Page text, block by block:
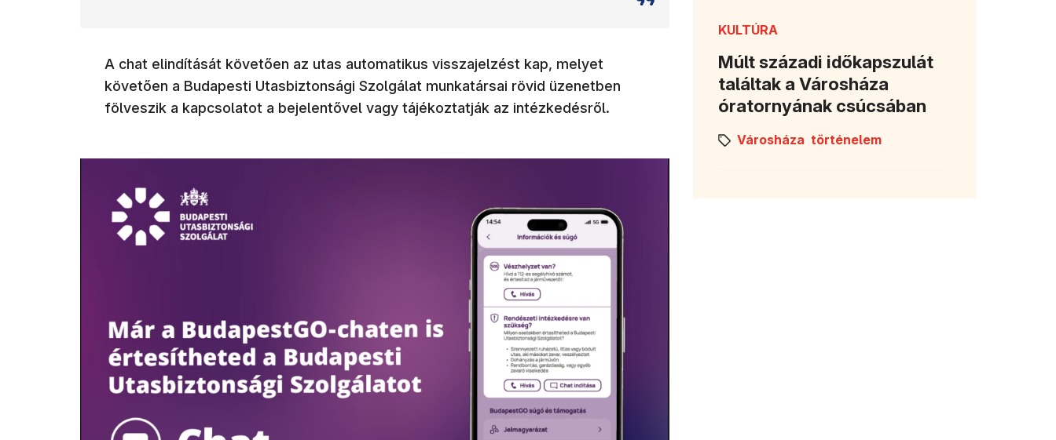
A chat elindítását követően az utas automatikus visszajelzést kap, melyet
követően a Budapesti Utasbiztonsági Szolgálat munkatársai rövid üzenetben
fölveszik a kapcsolatot a bejelentővel vagy tájékoztatják az intézkedésről.
KULTÚRA
Múlt századi időkapszulát
találtak a Városháza
óratornyának csúcsában
Városháza történelem